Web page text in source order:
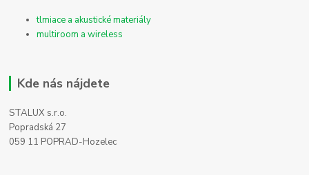
tlmiace a akustické materiály
multiroom a wireless
Kde nás nájdete
STALUX s.r.o.
Popradská 27
059 11 POPRAD-Hozelec